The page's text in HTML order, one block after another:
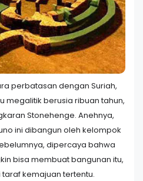
perbatasan dengan Suriah,
megalitik berusia ribuan tahun,
Stonehenge. Anehnya,
ini dibangun oleh kelompok
dipercaya bahwa
bisa membuat bangunan itu,
kemajuan tertentu.